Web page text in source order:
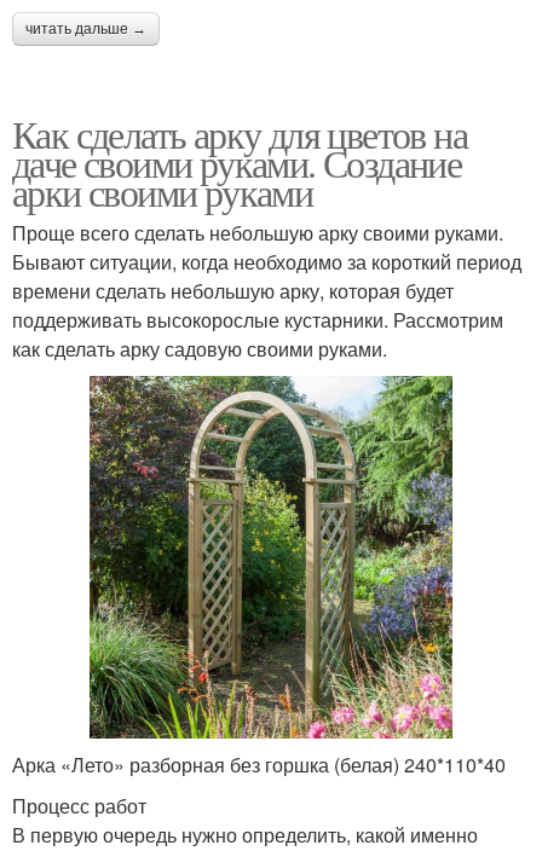
читать дальше →
Как сделать арку для цветов на
даче своими руками. Создание
арки своими руками
Проще всего сделать небольшую арку своими руками.
Бывают ситуации, когда необходимо за короткий период
времени сделать небольшую арку, которая будет
поддерживать высокорослые кустарники. Рассмотрим
как сделать арку садовую своими руками.
Арка «Лето» разборная без горшка (белая) 240*110*40
Процесс работ
В первую очередь нужно определить, какой именно